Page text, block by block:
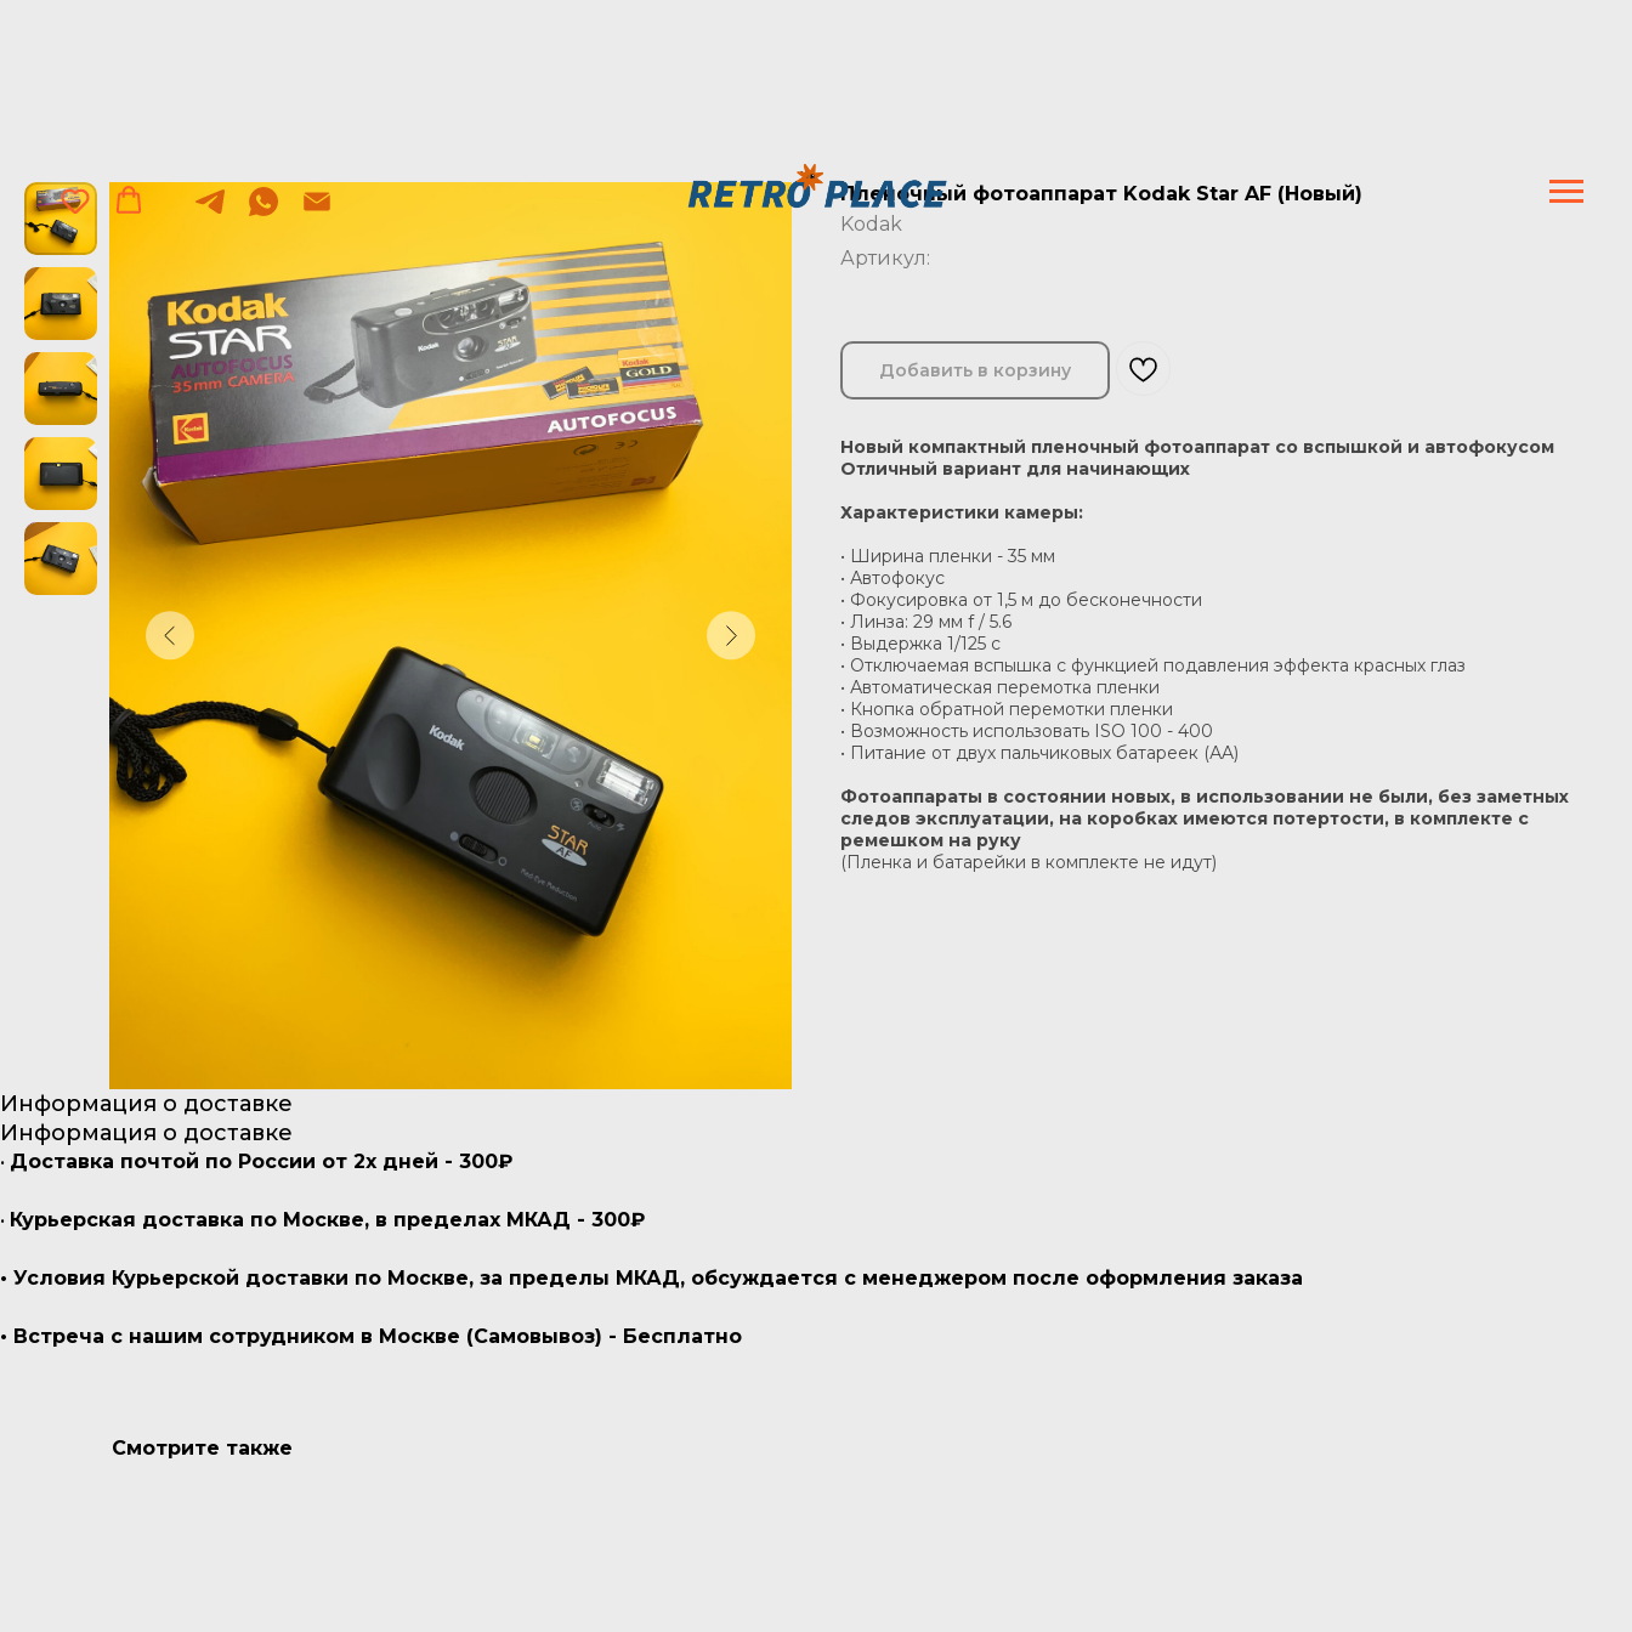
Пленочный фотоаппарат Kodak Star AF (Новый)
Kodak
Артикул:
Добавить в корзину
Новый компактный пленочный фотоаппарат со вспышкой и автофокусом
Отличный вариант для начинающих
Характеристики камеры:
• Ширина пленки - 35 мм
• Автофокус
• Фокусировка от 1,5 м до бесконечности
• Линза: 29 мм f / 5.6
• Выдержка 1/125 c
• Отключаемая вспышка с функцией подавления эффекта красных глаз
• Автоматическая перемотка пленки
• Кнопка обратной перемотки пленки
• Возможность использовать ISO 100 - 400
• Питание от двух пальчиковых батареек (АA)
Фотоаппараты в состоянии новых, в использовании не были, без заметных
следов эксплуатации, на коробках имеются потертости, в комплекте с
ремешком на руку
(Пленка и батарейки в комплекте не идут)
Информация о доставке
Информация о доставке
• Доставка почтой по России от 2х дней - 300₽
• Курьерская доставка по Москве, в пределах МКАД - 300₽
• Условия Курьерской доставки по Москве, за пределы МКАД, обсуждается с менеджером после оформления заказа
• Встреча с нашим сотрудником в Москве (Самовывоз) - Бесплатно
Смотрите также